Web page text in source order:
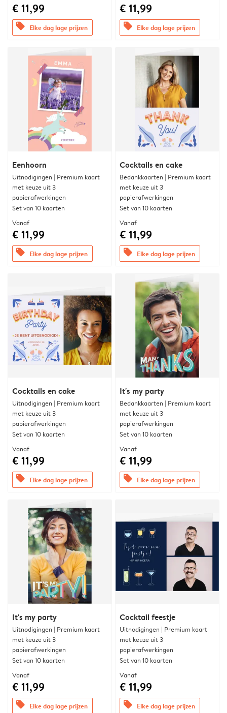
€ 11,99
offers Elke dag lage prijzen
€ 11,99
offers Elke dag lage prijzen
Eenhoorn
Uitnodigingen | Premium kaart
met keuze uit 3
papierafwerkingen
Set van 10 kaarten
Vanaf
€ 11,99
offers Elke dag lage prijzen
Cocktails en cake
Bedankkaarten | Premium kaart
met keuze uit 3
papierafwerkingen
Set van 10 kaarten
Vanaf
€ 11,99
offers Elke dag lage prijzen
Cocktails en cake
Uitnodigingen | Premium kaart
met keuze uit 3
papierafwerkingen
Set van 10 kaarten
Vanaf
€ 11,99
offers Elke dag lage prijzen
It's my party
Bedankkaarten | Premium kaart
met keuze uit 3
papierafwerkingen
Set van 10 kaarten
Vanaf
€ 11,99
offers Elke dag lage prijzen
It's my party
Uitnodigingen | Premium kaart
met keuze uit 3
papierafwerkingen
Set van 10 kaarten
Vanaf
€ 11,99
offers Elke dag lage prijzen
Cocktail feestje
Uitnodigingen | Premium kaart
met keuze uit 3
papierafwerkingen
Set van 10 kaarten
Vanaf
€ 11,99
offers Elke dag lage prijzen